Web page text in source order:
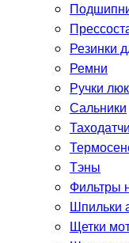
Резинки
Ремни
Ручки
Сальники
Тэны
Фильтры
Шпильки
Щетки